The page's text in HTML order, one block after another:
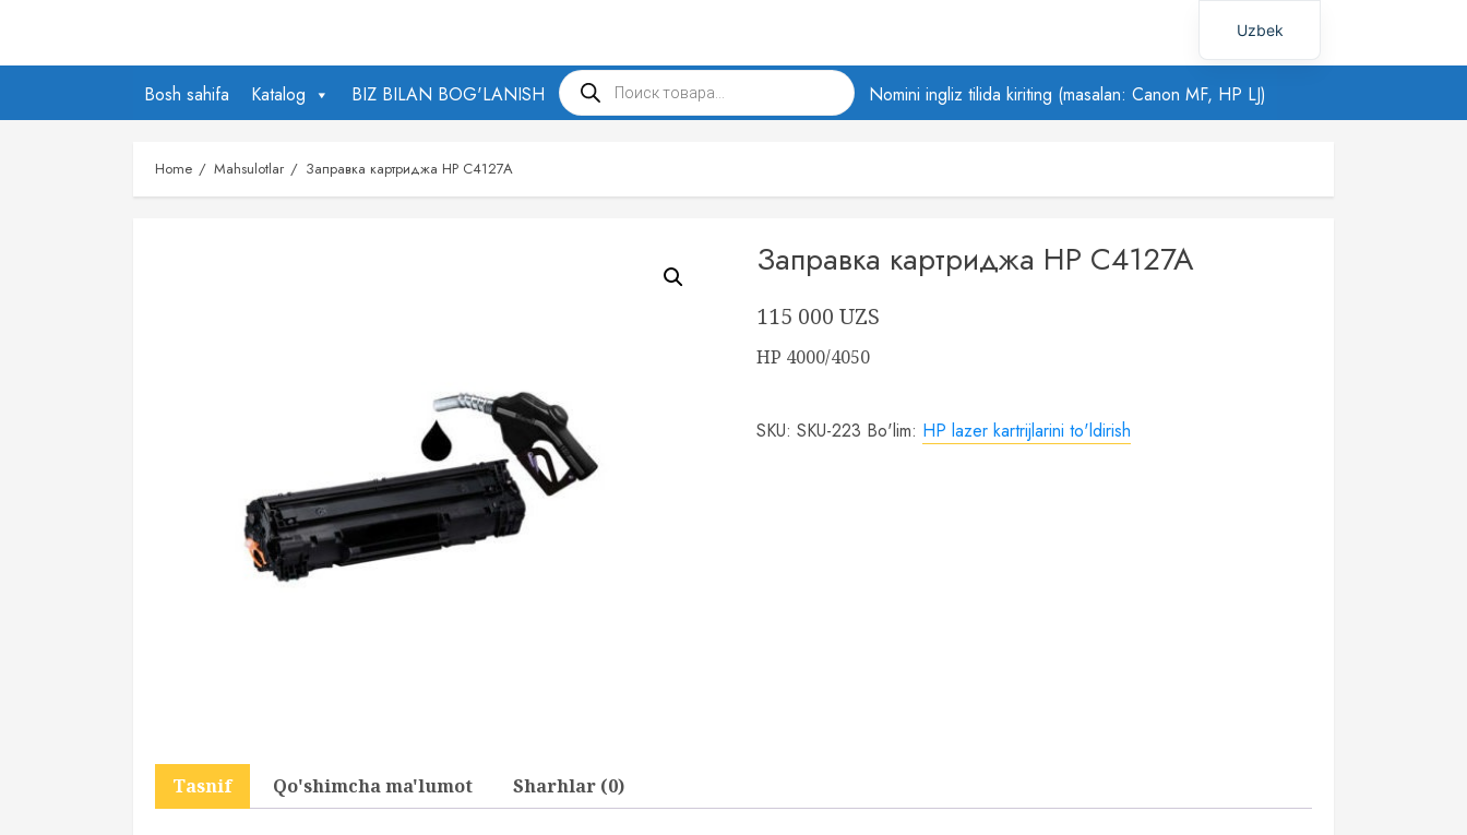
content
Bosh sahifa
Katalog BIZ BILAN BOG'LANISH
Products
search Nomini ingliz tilida kiriting (masalan: Canon MF, HP LJ)
Home Mahsulotlar Заправка картриджа HP C4127A
Заправка картриджа HP C4127A
115 000UZS
HP 4000/4050
SKU:SKU-223 Bo'lim: HP lazer kartrijlarini to'ldirish
Tasnif Qo'shimcha ma'lumot Sharhlar (0)
Uzbek
Russian